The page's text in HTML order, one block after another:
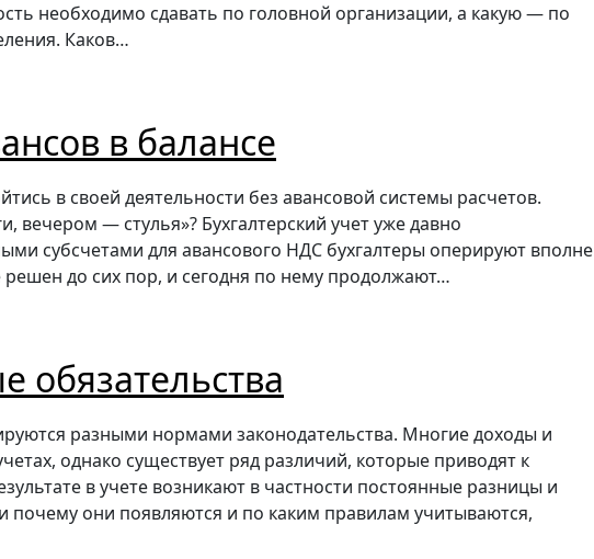
необходимо сдавать по головной организации, а какую — по
Каков…
в балансе
в своей деятельности без авансовой системы расчетов.
вечером — стулья»? Бухгалтерский учет уже давно
субсчетами для авансового НДС бухгалтеры оперируют вполне
до сих пор, и сегодня по нему продолжают…
обязательства
разными нормами законодательства. Многие доходы и
однако существует ряд различий, которые приводят к
в учете возникают в частности постоянные разницы и
почему они появляются и по каким правилам учитываются,